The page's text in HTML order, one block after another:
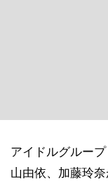
アイドルグループ
山由依、加藤玲